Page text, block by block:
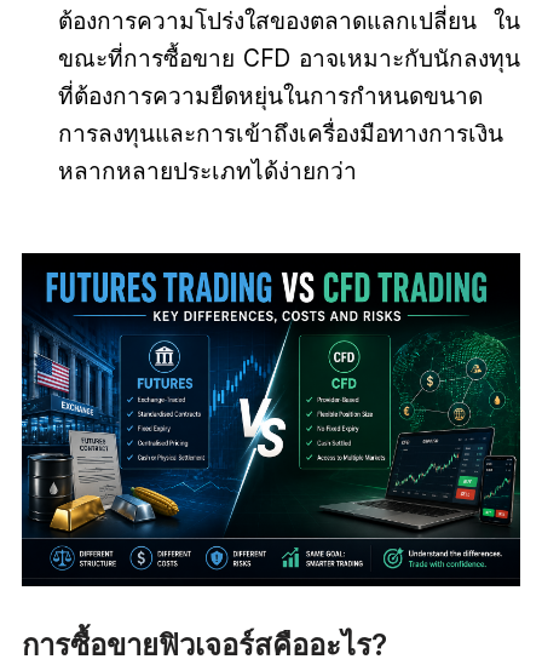
ต้องการความโปร่งใสของตลาดแลกเปลี่ยน ใน
ขณะที่การซื้อขาย CFD อาจเหมาะกับนักลงทุน
ที่ต้องการความยืดหยุ่นในการกำหนดขนาด
การลงทุนและการเข้าถึงเครื่องมือทางการเงิน
หลากหลายประเภทได้ง่ายกว่า
การซื้อขายฟิวเจอร์สคืออะไร?